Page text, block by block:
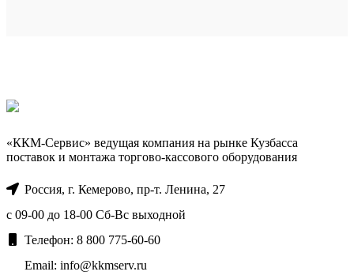
«ККМ-Сервис» ведущая компания на рынке Кузбасса
поставок и монтажа торгово-кассового оборудования
Россия, г. Кемерово, пр-т. ​Ленина, 27
с 09-00 до 18-00 Сб-Вс выходной
Телефон: 8 800 775-60-60
Email: info@kkmserv.ru